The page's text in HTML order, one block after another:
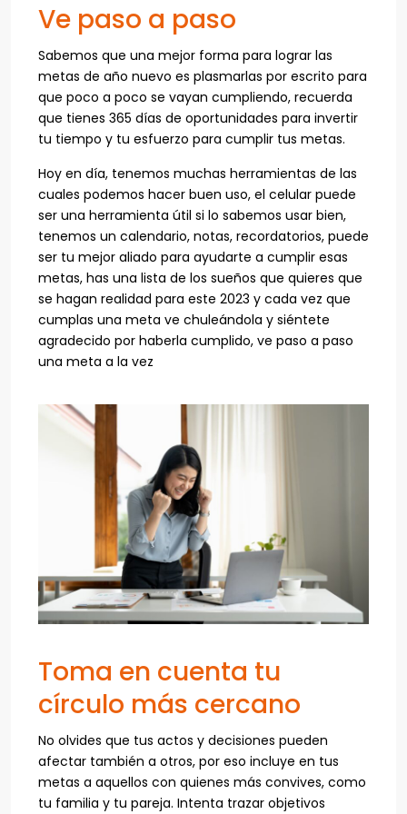
Ve paso a paso
Sabemos que una mejor forma para lograr las
metas de año nuevo es plasmarlas por escrito para
que poco a poco se vayan cumpliendo, recuerda
que tienes 365 días de oportunidades para invertir
tu tiempo y tu esfuerzo para cumplir tus metas.
Hoy en día, tenemos muchas herramientas de las
cuales podemos hacer buen uso, el celular puede
ser una herramienta útil si lo sabemos usar bien,
tenemos un calendario, notas, recordatorios, puede
ser tu mejor aliado para ayudarte a cumplir esas
metas, has una lista de los sueños que quieres que
se hagan realidad para este 2023 y cada vez que
cumplas una meta ve chuleándola y siéntete
agradecido por haberla cumplido, ve paso a paso
una meta a la vez
Toma en cuenta tu
círculo más cercano
No olvides que tus actos y decisiones pueden
afectar también a otros, por eso incluye en tus
metas a aquellos con quienes más convives, como
tu familia y tu pareja. Intenta trazar objetivos